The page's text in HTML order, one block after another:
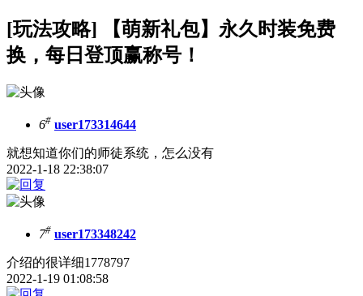
[玩法攻略] 【萌新礼包】永久时装免费
换，每日登顶赢称号！
6# user173314644
就想知道你们的师徒系统，怎么没有
2022-1-18 22:38:07
7# user173348242
介绍的很详细1778797
2022-1-19 01:08:58